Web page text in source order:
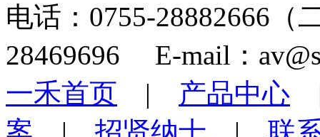
电话：0755-28882666
28469696 E-mail：
一禾首页 | 产品中心